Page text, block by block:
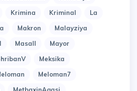
Krimina Kriminal
La
Makron
Malayziya
Masall
Mayor
Meksika
Meloman7